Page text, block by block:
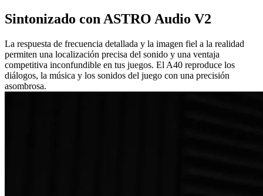
Sintonizado con ASTRO Audio V2
La respuesta de frecuencia detallada y la imagen fiel a la realidad
permiten una localización precisa del sonido y una ventaja
competitiva inconfundible en tus juegos. El A40 reproduce los
diálogos, la música y los sonidos del juego con una precisión
asombrosa.